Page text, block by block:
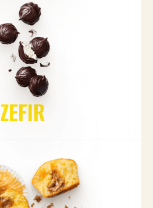
ZEFIR